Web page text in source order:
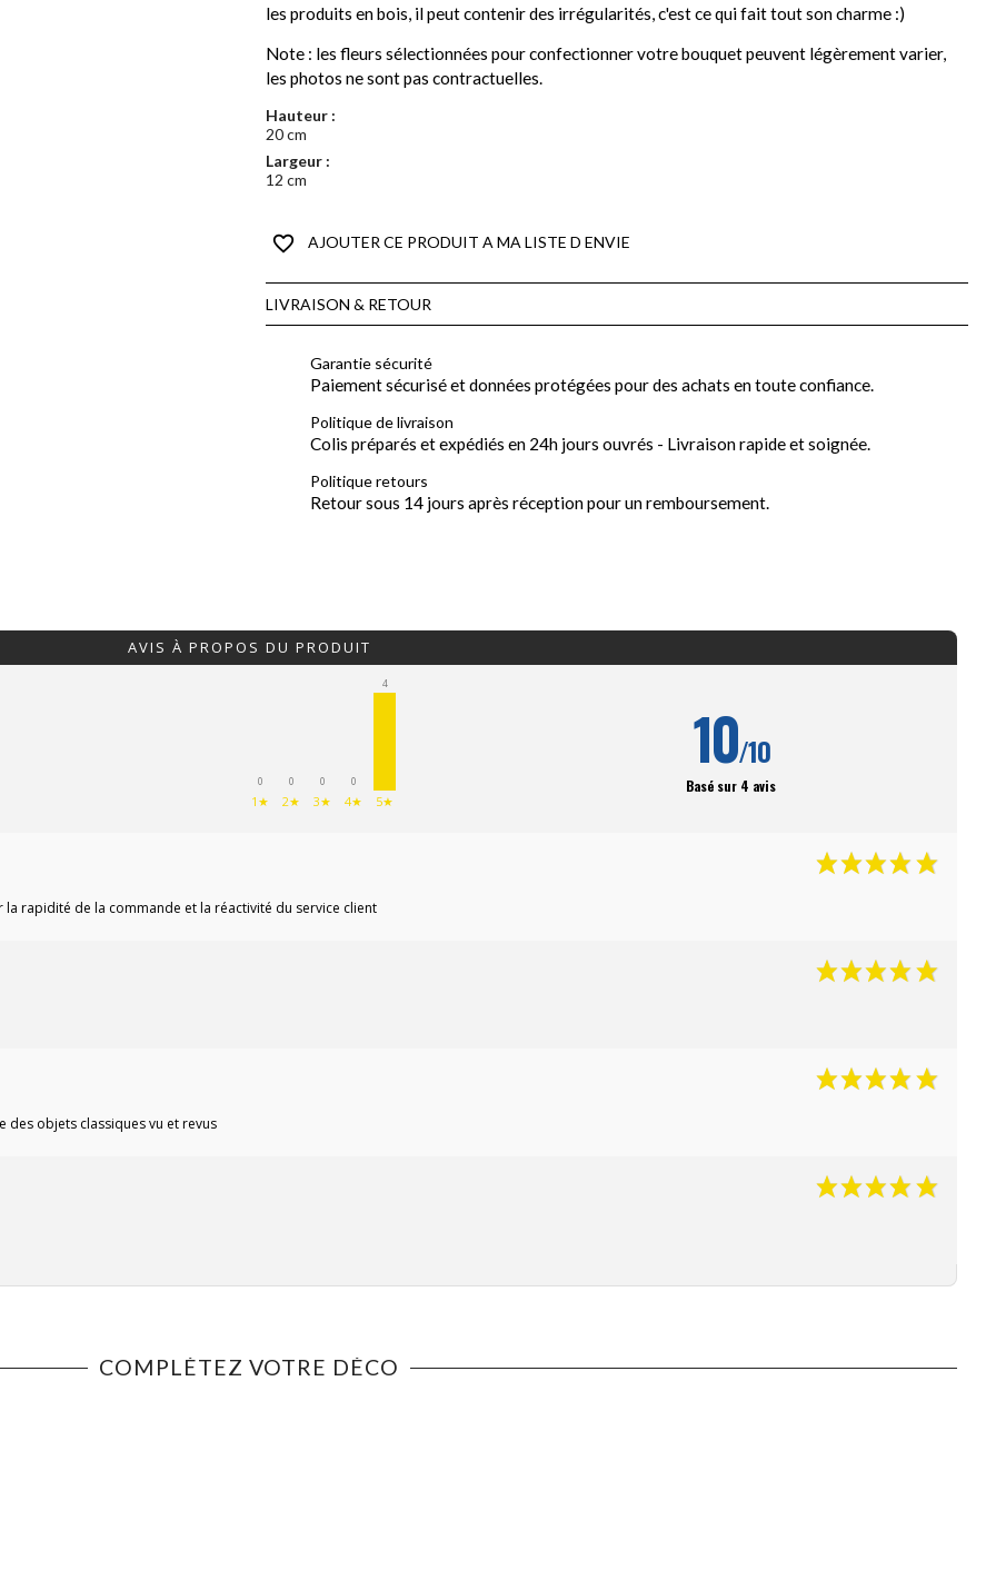
les produits en bois, il peut contenir des irrégularités, c'est ce qui fait tout son charme :)
Note : les fleurs sélectionnées pour confectionner votre bouquet peuvent légèrement varier,
les photos ne sont pas contractuelles.
Hauteur :
20 cm
Largeur :
12 cm
favorite_border AJOUTER CE PRODUIT A MA LISTE D ENVIE
LIVRAISON & RETOUR
Garantie sécurité
Paiement sécurisé et données protégées pour des achats en toute confiance.
Politique de livraison
Colis préparés et expédiés en 24h jours ouvrés - Livraison rapide et soignée.
Politique retours
Retour sous 14 jours après réception pour un remboursement.
AVIS À PROPOS DU PRODUIT
0
1★
0
2★
0
3★
0
4★
4
5★
10/10
Basé sur 4 avis
rapidité de la commande et la réactivité du service client
des objets classiques vu et revus
COMPLÉTEZ VOTRE DÉCO